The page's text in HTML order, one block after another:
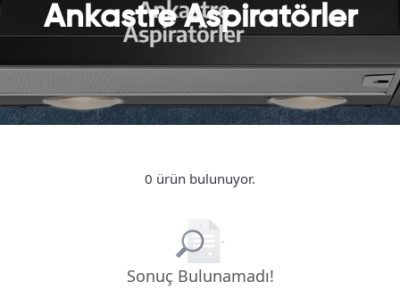
Ankastre Aspiratörler
0 ürün bulunuyor.
Sonuç Bulunamadı!